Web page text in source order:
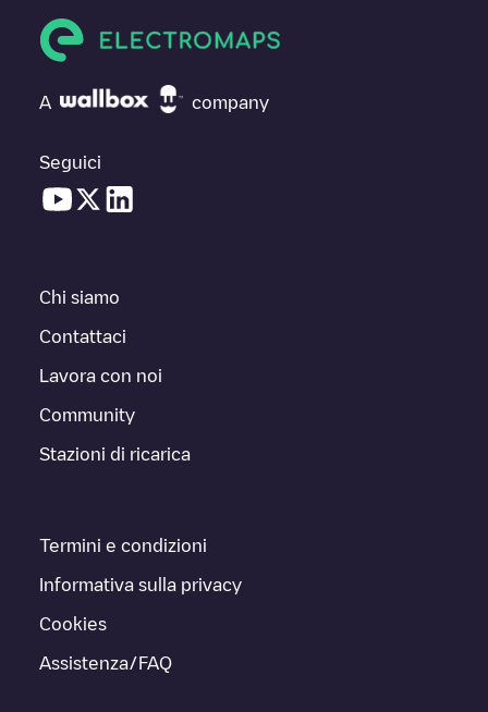
A company
Seguici
Chi siamo
Contattaci
Lavora con noi
Community
Stazioni di ricarica
Termini e condizioni
Informativa sulla privacy
Cookies
Assistenza/FAQ